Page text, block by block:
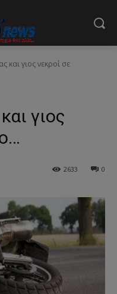
και γιος νεκροί σε
γιος
0
2633